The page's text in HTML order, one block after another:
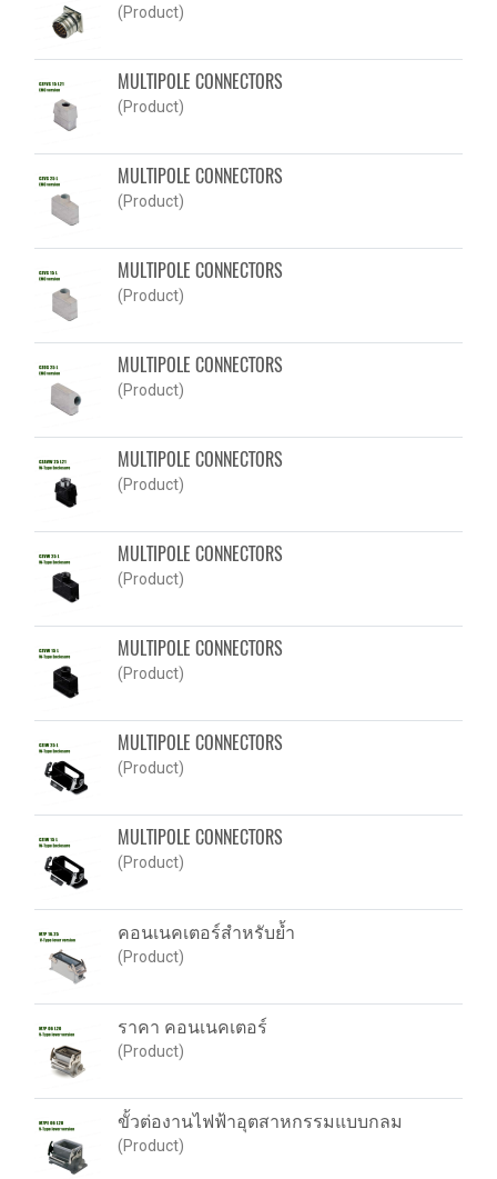
(Product)
MULTIPOLE CONNECTORS
(Product)
MULTIPOLE CONNECTORS
(Product)
MULTIPOLE CONNECTORS
(Product)
MULTIPOLE CONNECTORS
(Product)
MULTIPOLE CONNECTORS
(Product)
MULTIPOLE CONNECTORS
(Product)
MULTIPOLE CONNECTORS
(Product)
MULTIPOLE CONNECTORS
(Product)
MULTIPOLE CONNECTORS
(Product)
คอนเนคเตอร์สำหรับย้ำ
(Product)
ราคา คอนเนคเตอร์
(Product)
ขั้วต่องานไฟฟ้าอุตสาหกรรมแบบกลม
(Product)